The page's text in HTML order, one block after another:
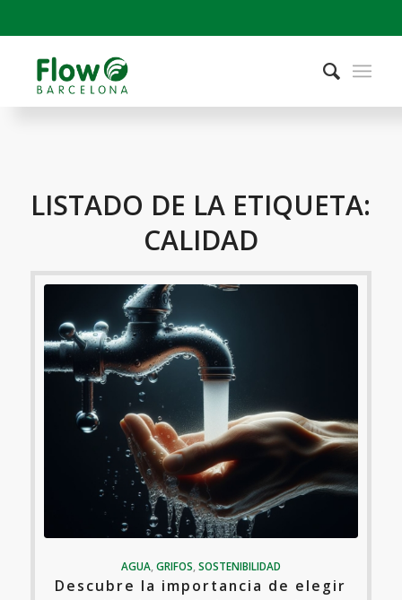
LISTADO DE LA ETIQUETA:
CALIDAD
AGUA,GRIFOS,SOSTENIBILIDAD
Descubre la importancia de elegir